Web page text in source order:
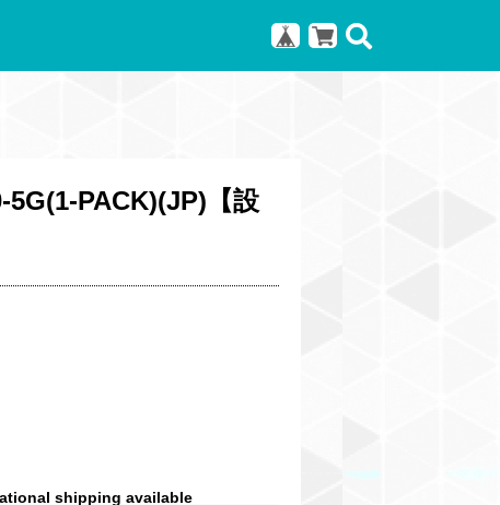
PACK)(JP)【設
shipping available